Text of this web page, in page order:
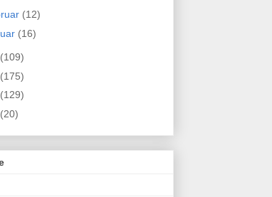
(12)
(16)
(109)
(175)
(129)
(20)